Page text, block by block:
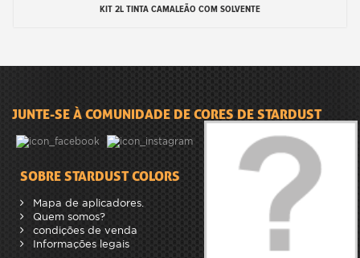
KIT 2L TINTA CAMALEÃO COM SOLVENTE
JUNTE-SE À COMUNIDADE DE CORES DE STARDUST
SOBRE STARDUST COLORS
Mapa de aplicadores.
Quem somos?
condições de venda
Informações legais